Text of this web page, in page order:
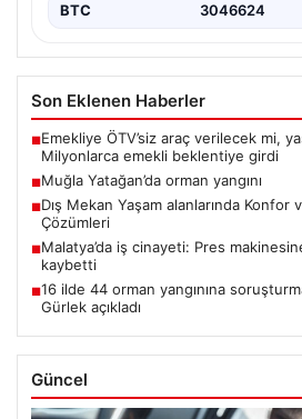
BTC 3046624
Son Eklenen Haberler
■Emekliye ÖTV’siz araç verilecek mi,
Milyonlarca emekli beklentiye girdi
■Muğla Yatağan’da orman yangını
■Dış Mekan Yaşam alanlarında Konfor
Çözümleri
■Malatya’da iş cinayeti: Pres
kaybetti
■16 ilde 44 orman yangınına
Gürlek açıkladı
Güncel